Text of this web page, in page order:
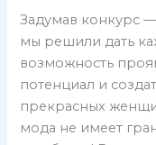
Задумав конкурс
мы решили дать
возможность
потенциал и
прекрасных
мода не имеет